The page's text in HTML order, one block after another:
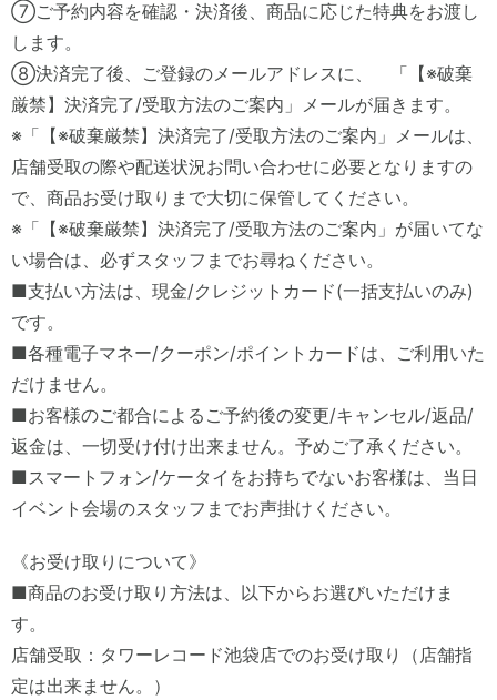
⑦ご予約内容を確認・決済後、商品に応じた特典をお渡し
します。
⑧決済完了後、ご登録のメールアドレスに、 「【※破棄
厳禁】決済完了/受取方法のご案内」メールが届きます。
※「【※破棄厳禁】決済完了/受取方法のご案内」メールは、
店舗受取の際や配送状況お問い合わせに必要となりますの
で、商品お受け取りまで大切に保管してください。
※「【※破棄厳禁】決済完了/受取方法のご案内」が届いてな
い場合は、必ずスタッフまでお尋ねください。
■支払い方法は、現金/クレジットカード(一括支払いのみ)
です。
■各種電子マネー/クーポン/ポイントカードは、ご利用いた
だけません。
■お客様のご都合によるご予約後の変更/キャンセル/返品/
返金は、一切受け付け出来ません。予めご了承ください。
■スマートフォン/ケータイをお持ちでないお客様は、当日
イベント会場のスタッフまでお声掛けください。
《お受け取りについて》
■商品のお受け取り方法は、以下からお選びいただけま
す。
店舗受取：タワーレコード池袋店でのお受け取り（店舗指
定は出来ません。）